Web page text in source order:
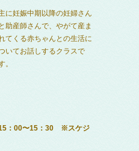
に妊娠中期以降の妊婦さん
と助産師さんで、やがて産ま
てくる赤ちゃんとの生活に
いてお話しするクラスで
。
：00〜15：30 ※スケジ